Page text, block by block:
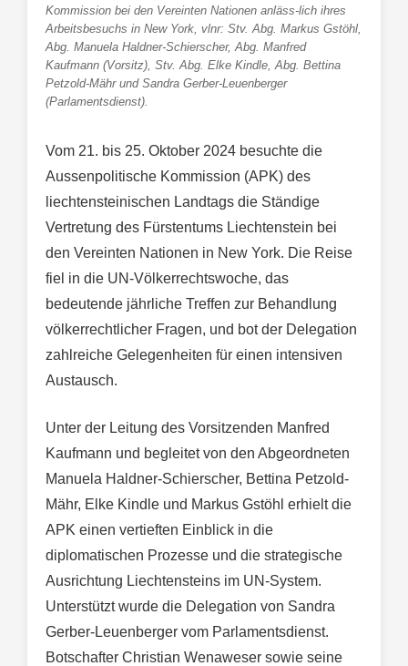
Kommission bei den Vereinten Nationen anläss-lich ihres
Arbeitsbesuchs in New York, vlnr: Stv. Abg. Markus Gstöhl,
Abg. Manuela Haldner-Schierscher, Abg. Manfred
Kaufmann (Vorsitz), Stv. Abg. Elke Kindle, Abg. Bettina
Petzold-Mähr und Sandra Gerber-Leuenberger
(Parlamentsdienst).
Vom 21. bis 25. Oktober 2024 besuchte die
Aussenpolitische Kommission (APK) des
liechtensteinischen Landtags die Ständige
Vertretung des Fürstentums Liechtenstein bei
den Vereinten Nationen in New York. Die Reise
fiel in die UN-Völkerrechtswoche, das
bedeutende jährliche Treffen zur Behandlung
völkerrechtlicher Fragen, und bot der Delegation
zahlreiche Gelegenheiten für einen intensiven
Austausch.
Unter der Leitung des Vorsitzenden Manfred
Kaufmann und begleitet von den Abgeordneten
Manuela Haldner-Schierscher, Bettina Petzold-
Mähr, Elke Kindle und Markus Gstöhl erhielt die
APK einen vertieften Einblick in die
diplomatischen Prozesse und die strategische
Ausrichtung Liechtensteins im UN-System.
Unterstützt wurde die Delegation von Sandra
Gerber-Leuenberger vom Parlamentsdienst.
Botschafter Christian Wenaweser sowie seine